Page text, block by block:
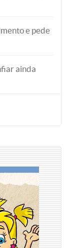
e pede
ainda